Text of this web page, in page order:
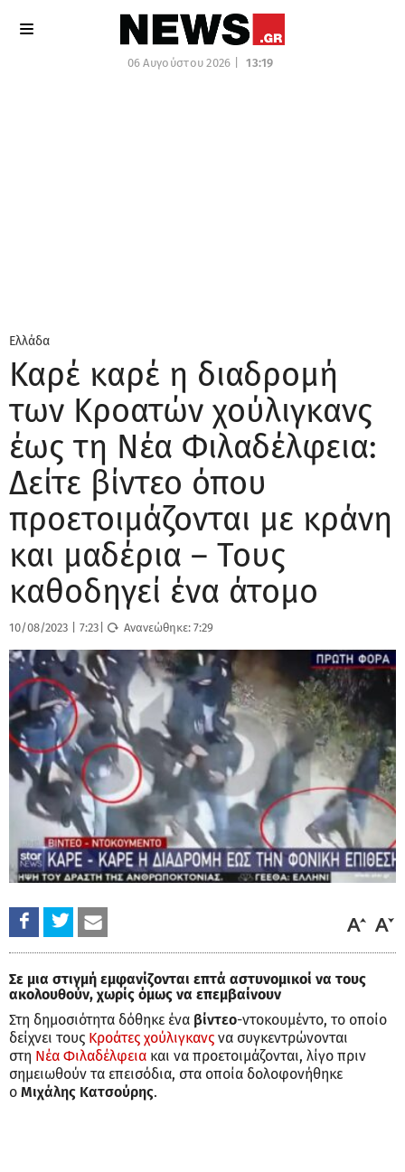
06 Αυγούστου 2026 | 13:19
Ελλάδα
Καρέ καρέ η διαδρομή
των Κροατών χούλιγκανς
έως τη Νέα Φιλαδέλφεια:
Δείτε βίντεο όπου
προετοιμάζονται με κράνη
και μαδέρια – Τους
καθοδηγεί ένα άτομο
10/08/2023 7:23 Ανανεώθηκε:7:29
Σε μια στιγμή εμφανίζονται επτά αστυνομικοί να τους
ακολουθούν, χωρίς όμως να επεμβαίνουν
Στη δημοσιότητα δόθηκε ένα βίντεο-ντοκουμέντο, το οποίο
δείχνει τους Κροάτες χούλιγκανς να συγκεντρώνονται
στη Νέα Φιλαδέλφεια και να προετοιμάζονται, λίγο πριν
σημειωθούν τα επεισόδια, στα οποία δολοφονήθηκε
ο Μιχάλης Κατσούρης.